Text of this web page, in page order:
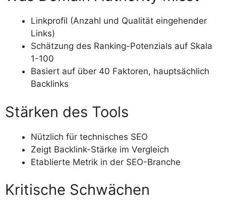
Linkprofil (Anzahl und Qualität eingehender
Links)
Schätzung des Ranking-Potenzials auf Skala
1-100
Basiert auf über 40 Faktoren, hauptsächlich
Backlinks
Stärken des Tools
Nützlich für technisches SEO
Zeigt Backlink-Stärke im Vergleich
Etablierte Metrik in der SEO-Branche
Kritische Schwächen